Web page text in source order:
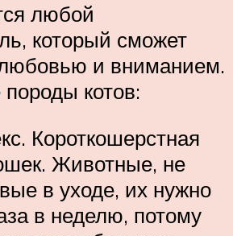
любой
который сможет
любовью и вниманием.
котов:
Короткошерстная
Животные, не
в уходе, их нужно
в неделю, потому